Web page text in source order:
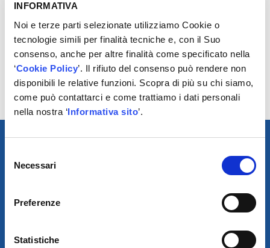
INFORMATIVA
Noi e terze parti selezionate utilizziamo Cookie o
tecnologie simili per finalità tecniche e, con il Suo
consenso, anche per altre finalità come specificato nella
‘Cookie Policy’. Il rifiuto del consenso può rendere non
disponibili le relative funzioni. Scopra di più su chi siamo,
come può contattarci e come trattiamo i dati personali
nella nostra ‘Informativa sito’.
delNecessari
Preferenze
Statistiche
rende superflua la restituzione dei pezzi usati. Eventuali
reclami vengono gestiti direttamente dall’officina o dal
distributore che ha venduto il prodotto.
• Prezzo conveniente. I componenti nuovi senza
cauzione rappresentano una scelta conveniente per gli
utenti attenti al prezzo, naturalmente senza rinunciare
alla qualità.